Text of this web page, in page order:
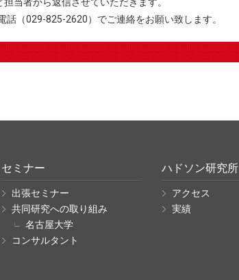
話（029-825-2620）でご連絡をお願い致します。
セミナー
出張セミナー
共同研究への取り組み
名古屋大学
コンサルタント
ハドソン研究所
アクセス
実績